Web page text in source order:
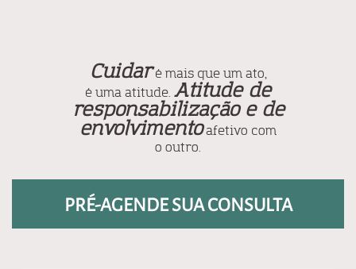
Cuidaré mais que um ato,
é uma atitude. Atitude de
responsabilização e de
envolvimentoafetivo com
o outro.
PRÉ-AGENDE SUA CONSULTA